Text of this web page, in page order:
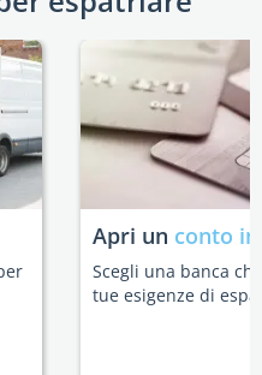
Apri un conto
Scegli una banca
tue esigenze di